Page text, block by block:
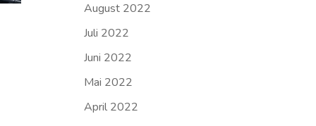
August 2022
Juli 2022
Juni 2022
Mai 2022
April 2022